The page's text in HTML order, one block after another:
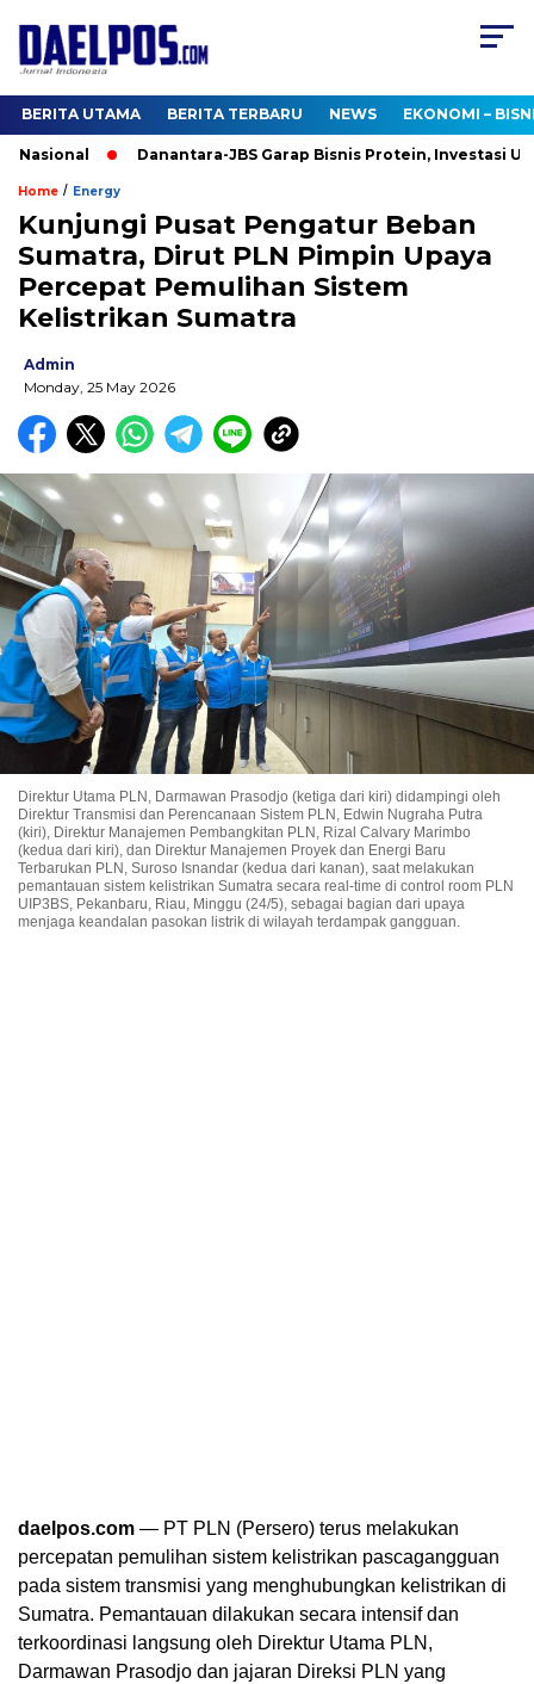
BERITA UTAMA BERITA TERBARU NEWS EKONOMI –
Danantara-JBS Garap Bisnis Protein, Investasi
Home / Energy
Kunjungi Pusat Pengatur Beban
Sumatra, Dirut PLN Pimpin Upaya
Percepat Pemulihan Sistem
Kelistrikan Sumatra
Admin
Monday, 25 May 2026
Direktur Utama PLN, Darmawan Prasodjo (ketiga dari kiri) didampingi oleh
Direktur Transmisi dan Perencanaan Sistem PLN, Edwin Nugraha Putra
(kiri), Direktur Manajemen Pembangkitan PLN, Rizal Calvary Marimbo
(kedua dari kiri), dan Direktur Manajemen Proyek dan Energi Baru
Terbarukan PLN, Suroso Isnandar (kedua dari kanan), saat melakukan
pemantauan sistem kelistrikan Sumatra secara real-time di control room PLN
UIP3BS, Pekanbaru, Riau, Minggu (24/5), sebagai bagian dari upaya
menjaga keandalan pasokan listrik di wilayah terdampak gangguan.
daelpos.com — PT PLN (Persero) terus melakukan
percepatan pemulihan sistem kelistrikan pascagangguan
pada sistem transmisi yang menghubungkan kelistrikan di
Sumatra. Pemantauan dilakukan secara intensif dan
terkoordinasi langsung oleh Direktur Utama PLN,
Darmawan Prasodjo dan jajaran Direksi PLN yang